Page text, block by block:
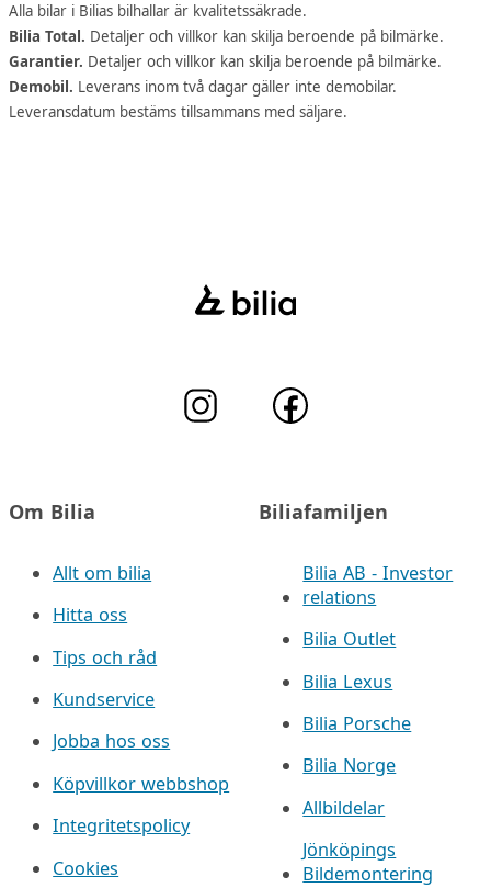
Alla bilar i Bilias bilhallar är kvalitetssäkrade.
Bilia Total. Detaljer och villkor kan skilja beroende på bilmärke.
Garantier. Detaljer och villkor kan skilja beroende på bilmärke.
Demobil. Leverans inom två dagar gäller inte demobilar.
Leveransdatum bestäms tillsammans med säljare.
Om Bilia
Allt om bilia
Hitta oss
Tips och råd
Kundservice
Jobba hos oss
Köpvillkor webbshop
Integritetspolicy
Cookies
Biliafamiljen
Bilia AB - Investor
relations
Bilia Outlet
Bilia Lexus
Bilia Porsche
Bilia Norge
Allbildelar
Jönköpings
Bildemontering